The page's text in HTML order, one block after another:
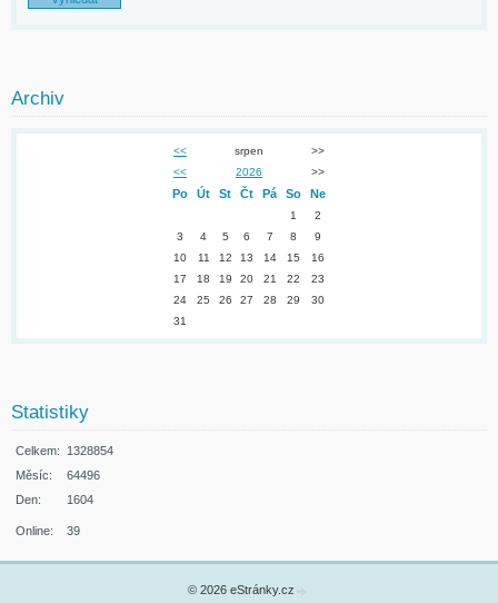
Archiv
<< srpen
>>
<<
2026 >>
Po Út St Čt Pá So Ne
1
2
3
4 5 6 7 8
9
10
11 12 13 14 15
16
17
18 19 20 21 22
23
24
25 26 27 28 29
30
31
Statistiky
Online: 39
Celkem:
1328854
Měsíc:
64496
Den:
1604
© 2026 eStránky.cz